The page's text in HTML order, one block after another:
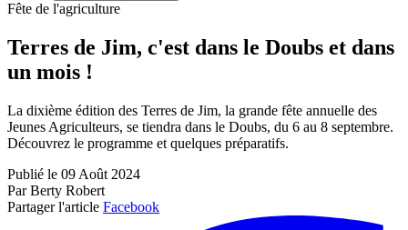
Fête de l'agriculture
Terres de Jim, c'est dans le Doubs et dans
un mois !
La dixième édition des Terres de Jim, la grande fête annuelle des
Jeunes Agriculteurs, se tiendra dans le Doubs, du 6 au 8 septembre.
Découvrez le programme et quelques préparatifs.
Publié le 09 Août 2024
Par Berty Robert
Partager l'article Facebook